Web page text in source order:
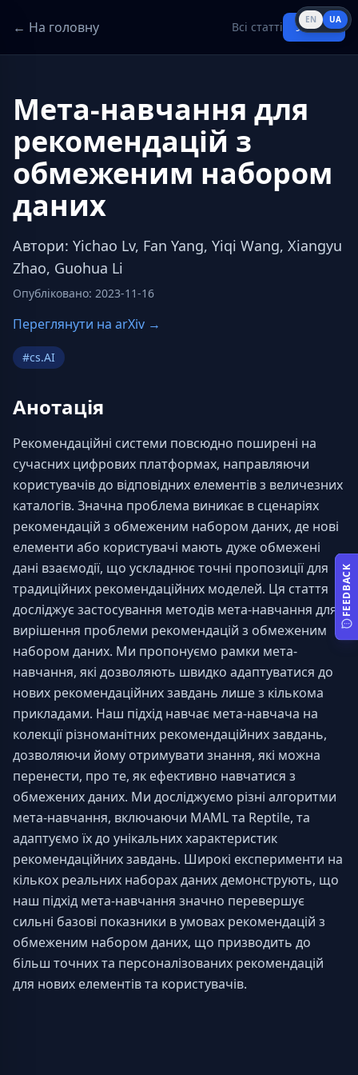
← На головну Всі статті Увійти
Мета-навчання для
рекомендацій з
обмеженим набором
даних
Автори: Yichao Lv, Fan Yang, Yiqi Wang, Xiangyu
Zhao, Guohua Li
Опубліковано: 2023-11-16
Переглянути на arXiv →
#cs.AI
Анотація
Рекомендаційні системи повсюдно поширені на
сучасних цифрових платформах, направляючи
користувачів до відповідних елементів з величезних
каталогів. Значна проблема виникає в сценаріях
рекомендацій з обмеженим набором даних, де нові
елементи або користувачі мають дуже обмежені
дані взаємодії, що ускладнює точні пропозиції для
традиційних рекомендаційних моделей. Ця стаття
досліджує застосування методів мета-навчання для
вирішення проблеми рекомендацій з обмеженим
набором даних. Ми пропонуємо рамки мета-
навчання, які дозволяють швидко адаптуватися до
нових рекомендаційних завдань лише з кількома
прикладами. Наш підхід навчає мета-навчача на
колекції різноманітних рекомендаційних завдань,
дозволяючи йому отримувати знання, які можна
перенести, про те, як ефективно навчатися з
обмежених даних. Ми досліджуємо різні алгоритми
мета-навчання, включаючи MAML та Reptile, та
адаптуємо їх до унікальних характеристик
рекомендаційних завдань. Широкі експерименти на
кількох реальних наборах даних демонструють, що
наш підхід мета-навчання значно перевершує
сильні базові показники в умовах рекомендацій з
обмеженим набором даних, що призводить до
більш точних та персоналізованих рекомендацій
для нових елементів та користувачів.
EN UA
FEEDBACK